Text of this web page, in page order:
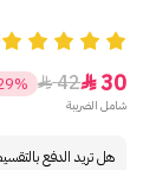
30

42

شامل الضريبة
هل تريد الدفع